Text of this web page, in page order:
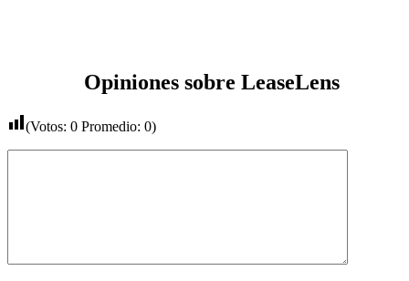
Opiniones sobre LeaseLens
(Votos: 0 Promedio: 0)